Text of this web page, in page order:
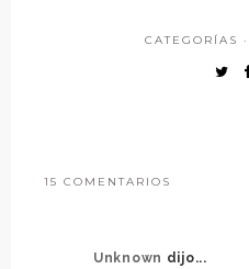
CATEGORÍAS ·
15 COMENTARIOS
Unknown dijo...